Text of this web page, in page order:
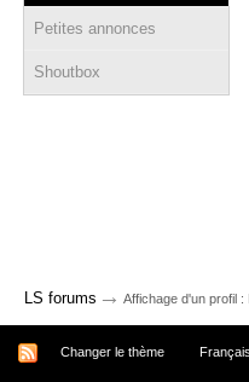
Petites annonces
Shoutbox
LS forums → Affichage d'un profil
Changer le thème